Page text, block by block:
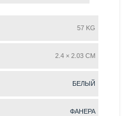
57 KG
2.4 × 2.03 CM
БЕЛЫЙ
ФАНЕРА